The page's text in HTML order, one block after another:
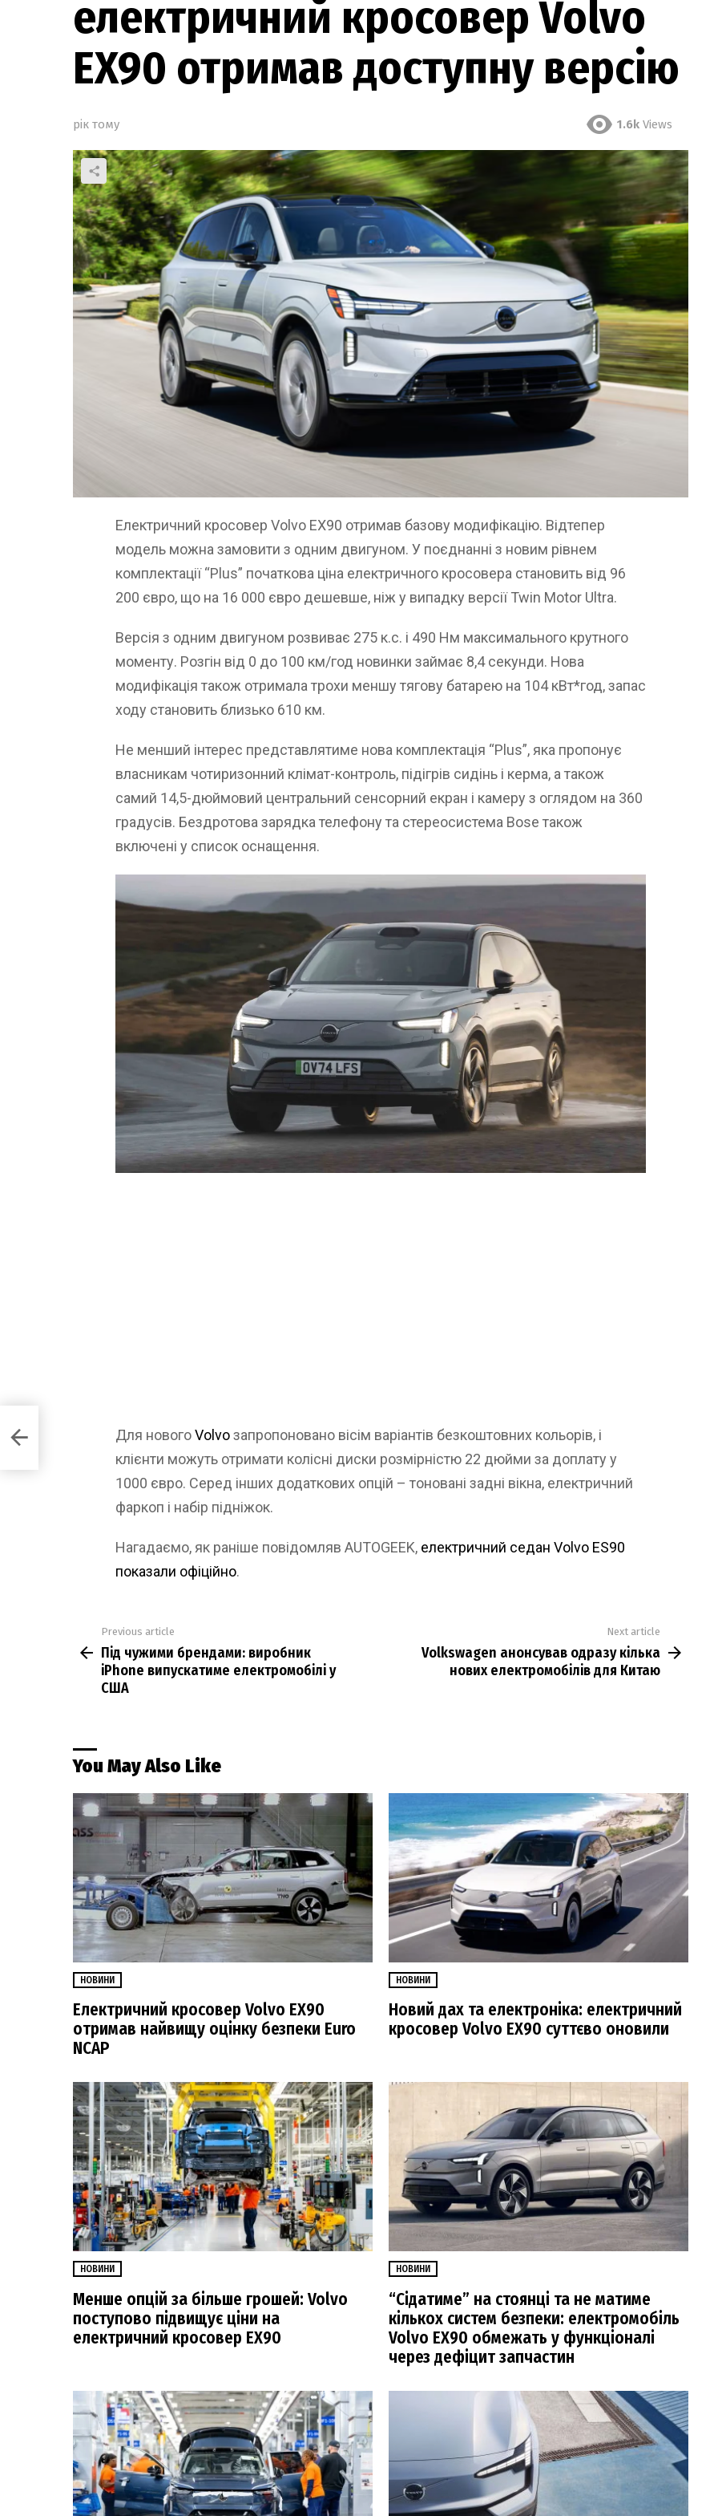
електричний кросовер Volvo
EX90 отримав доступну версію
рік тому 1.6k Views
Електричний кросовер Volvo EX90 отримав базову модифікацію. Відтепер
модель можна замовити з одним двигуном. У поєднанні з новим рівнем
комплектації “Plus” початкова ціна електричного кросовера становить від 96
200 євро, що на 16 000 євро дешевше, ніж у випадку версії Twin Motor Ultra.
Версія з одним двигуном розвиває 275 к.с. і 490 Нм максимального крутного
моменту. Розгін від 0 до 100 км/год новинки займає 8,4 секунди. Нова
модифікація також отримала трохи меншу тягову батарею на 104 кВт*год, запас
ходу становить близько 610 км.
Не менший інтерес представлятиме нова комплектація “Plus”, яка пропонує
власникам чотиризонний клімат-контроль, підігрів сидінь і керма, а також
самий 14,5-дюймовий центральний сенсорний екран і камеру з оглядом на 360
градусів. Бездротова зарядка телефону та стереосистема Bose також
включені у список оснащення.
Для новогоVolvoзапропоновано вісім варіантів безкоштовних кольорів, і
клієнти можуть отримати колісні диски розмірністю 22 дюйми за доплату у
1000 євро. Серед інших додаткових опцій – тоновані задні вікна, електричний
фаркоп і набір підніжок.
Нагадаємо, як раніше повідомляв AUTOGEEK, електричний седан Volvo ES90
показали офіційно.
more
Previous article
Під чужими брендами: виробник
iPhone випускатиме електромобілі у
США
Next article
Volkswagen анонсував одразу кілька
нових електромобілів для Китаю
You May Also Like
НОВИНИ
Електричний кросовер Volvo EX90
отримав найвищу оцінку безпеки Euro
NCAP
НОВИНИ
Новий дах та електроніка: електричний
кросовер Volvo EX90 суттєво оновили
НОВИНИ
Менше опцій за більше грошей: Volvo
поступово підвищує ціни на
електричний кросовер EX90
НОВИНИ
“Сідатиме” на стоянці та не матиме
кількох систем безпеки: електромобіль
Volvo EX90 обмежать у функціоналі
через дефіцит запчастин